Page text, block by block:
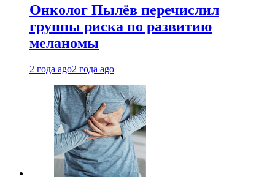
Онколог Пылёв перечислил
группы риска по развитию
меланомы
2 года ago2 года ago